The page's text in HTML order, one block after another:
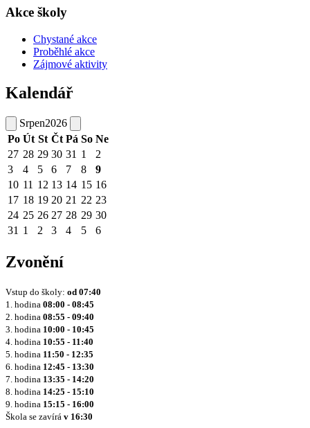
Akce školy
Chystané akce
Proběhlé akce
Zájmové aktivity
Kalendář
Srpen2026
Po Út St Čt Pá So Ne
27 28 29 30 31 1
2
3
4 5 6 7 8
9
10 11 12 13 14 15 16
17 18 19 20 21 22 23
24 25 26 27 28 29 30
31 1 2 3 4 5 6
Zvonění
Vstup do školy: od 07:40
1. hodina 08:00 - 08:45
2. hodina 08:55 - 09:40
3. hodina 10:00 - 10:45
4. hodina 10:55 - 11:40
5. hodina 11:50 - 12:35
6. hodina 12:45 - 13:30
7. hodina 13:35 - 14:20
8. hodina 14:25 - 15:10
9. hodina 15:15 - 16:00
Škola se zavírá v 16:30